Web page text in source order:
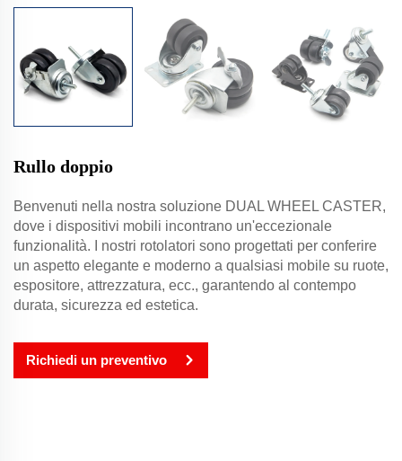
Rullo doppio
Benvenuti nella nostra soluzione DUAL WHEEL CASTER,
dove i dispositivi mobili incontrano un'eccezionale
funzionalità. I nostri rotolatori sono progettati per conferire
un aspetto elegante e moderno a qualsiasi mobile su ruote,
espositore, attrezzatura, ecc., garantendo al contempo
durata, sicurezza ed estetica.
Richiedi un preventivo